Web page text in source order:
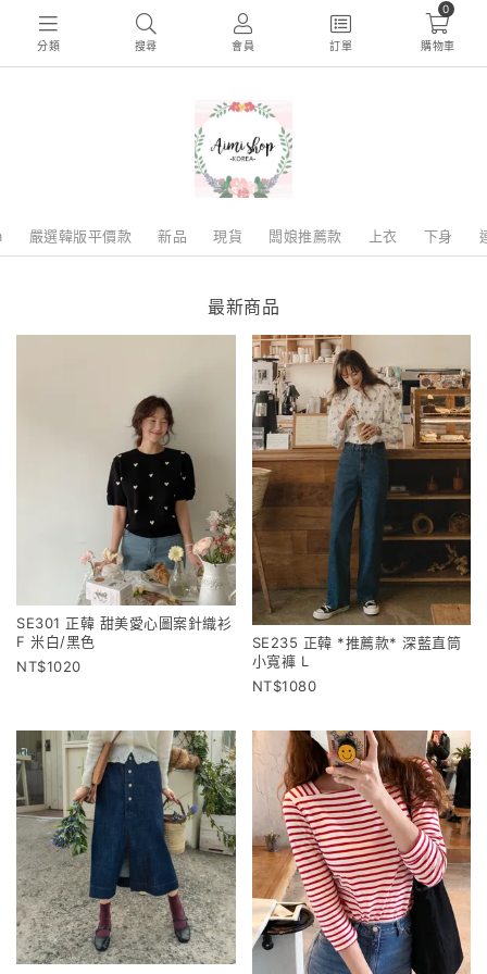
分類 搜尋 會員 訂單
0
購物車
嚴選韓版平價款 新品 現貨 闆娘推薦款 上衣 下身
最新商品
SE301 正韓 甜美愛心圖案針織衫
F 米白/黑色
1020
SE235 正韓 *推薦款* 深藍直筒
小寬褲 L
1080